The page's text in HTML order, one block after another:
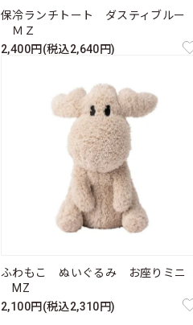
保冷ランチトート ダスティブルー
ＭＺ
2,400円(税込2,640円)
ふわもこ ぬいぐるみ お座りミニ
MZ
2,100円(税込2,310円)